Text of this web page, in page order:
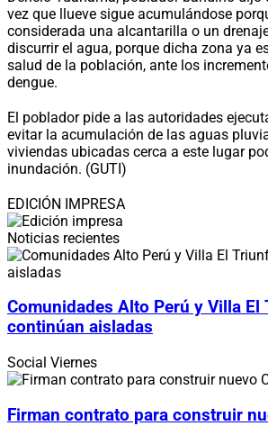
vez que llueve sigue acumulándose
considerada una alcantarilla o un
discurrir el agua, porque dicha zona ya
salud de la población, ante los
dengue.
El poblador pide a las autoridades
evitar la acumulación de las aguas
viviendas ubicadas cerca a este lugar
inundación. (GUTI)
EDICIÓN IMPRESA
Noticias recientes
Comunidades Alto Perú y Villa El
continúan aisladas
Social Viernes
Firman contrato para construir